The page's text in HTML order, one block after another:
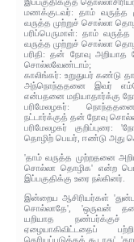
மணக்குடவர்: தாம் வருத்த
வருத்த முற்றுச் சொல்லா
பரிப்பெருமாள்: தாம்
வருத்த முற்றுச் சொல்லா
பரிதி: தன் நோவு அறியாத
சொல்லவேண்டாம்;
காலிங்கர்: உறுதுயர் கண்டு
அந்நொந்ததனை இவர்
என்பதனை மதியாதார்க்கு
பரிமேலழகர்:
நட்டார்க்குத் தன் நோவு
பரிமேலழகர் குறிப்புரை:
தொழிற் பெயர், ஈண்டு அது
'தாம் வருத்த முற்றதனை
சொல்லா தொழிக' என்ற
இப்பகுதிக்கு உரை நல்கினர்.
இன்றைய ஆசிரியர்கள்
சொல்லாதே', 'ஒருவன்
யறியாத நண்பர்க்குச்
ஏழையாகிவிட்டதைப்
தெரியப்படுத்தக் கூடாது',